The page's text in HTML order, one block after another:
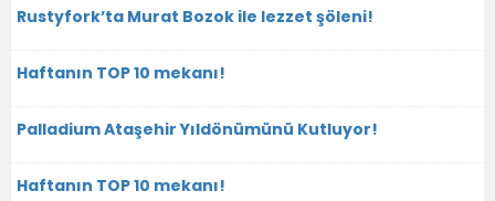
Rustyfork’ta Murat Bozok ile lezzet şöleni!
Haftanın TOP 10 mekanı!
Palladium Ataşehir Yıldönümünü Kutluyor!
Haftanın TOP 10 mekanı!